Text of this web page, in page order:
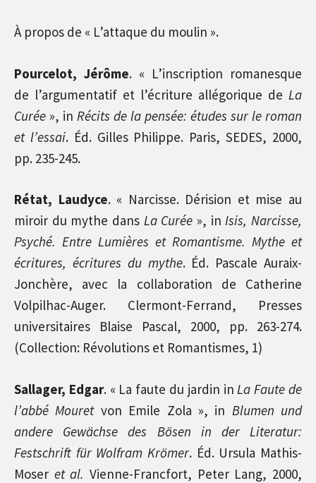
À propos de « L’attaque du moulin ».
Pourcelot, Jérôme. « L’inscription romanesque
de l’argumentatif et l’écriture allégorique de La
Curée », in Récits de la pensée: études sur le roman
et l’essai. Éd. Gilles Philippe. Paris, SEDES, 2000,
pp. 235-245.
Rétat, Laudyce. « Narcisse. Dérision et mise au
miroir du mythe dans La Curée », inIsis, Narcisse,
Psyché. Entre Lumières et Romantisme. Mythe et
écritures, écritures du mythe. Éd. Pascale Auraix-
Jonchère, avec la collaboration de Catherine
Volpilhac-Auger. Clermont-Ferrand, Presses
universitaires Blaise Pascal, 2000, pp. 263-274.
(Collection: Révolutions et Romantismes, 1)
Sallager, Edgar. « La faute du jardin in La Faute de
l’abbé Mouretvon Emile Zola », in Blumen und
andere Gewächse des Bösen in der Literatur:
Festschrift für Wolfram Krömer. Éd. Ursula Mathis-
Moser et al. Vienne-Francfort, Peter Lang, 2000,